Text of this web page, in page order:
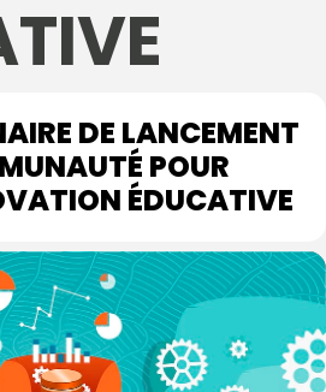
DE LANCEMENT
POUR
ÉDUCATIVE